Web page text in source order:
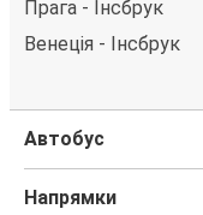
Прага - Інсбрук
Венеція - Інсбрук
Автобус
Напрямки